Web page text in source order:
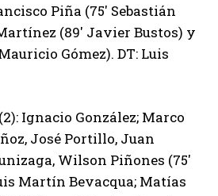
Piña (75′ Sebastián
(89′ Javier Bustos) y
Gómez). DT: Luis
Ignacio González; Marco
José Portillo, Juan
Wilson Piñones (75′
Martín Bevacqua; Matías